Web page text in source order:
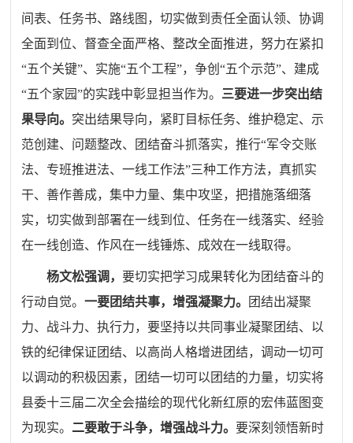
间表、任务书、路线图，切实做到责任全面认领、协调
全面到位、督查全面严格、整改全面推进，努力在紧扣
“五个关键”、实施“五个工程”，争创“五个示范”、建成
“五个家园”的实践中彰显担当作为。 三要进一步突出结
果导向。 突出结果导向，紧盯目标任务、维护稳定、示
范创建、问题整改、团结奋斗抓落实，推行“军令交账
法、专班推进法、一线工作法”三种工作方法，真抓实
干、善作善成，集中力量、集中攻坚，把措施落细落
实，切实做到部署在一线到位、任务在一线落实、经验
在一线创造、作风在一线锤炼、成效在一线取得。
杨文松强调，要切实把学习成果转化为团结奋斗的
行动自觉。一要团结共事，增强凝聚力。
团结出凝聚
力、战斗力、执行力，要坚持以共同事业凝聚团结、以
铁的纪律保证团结、以高尚人格增进团结，调动一切可
以调动的积极因素，团结一切可以团结的力量，切实将
县委十三届二次全会描绘的现代化新红原的宏伟蓝图变
为现实。 二要敢于斗争，增强战斗力。要深刻领悟新时